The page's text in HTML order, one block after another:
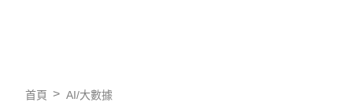
首頁 AI/大數據